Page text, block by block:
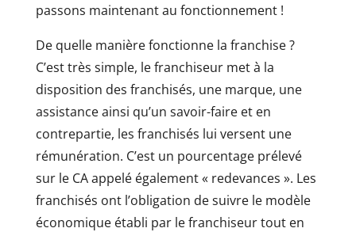
passons maintenant au fonctionnement !
De quelle manière fonctionne la franchise ?
C’est très simple, le franchiseur met à la
disposition des franchisés, une marque, une
assistance ainsi qu’un savoir-faire et en
contrepartie, les franchisés lui versent une
rémunération. C’est un pourcentage prélevé
sur le CA appelé également « redevances ». Les
franchisés ont l’obligation de suivre le modèle
économique établi par le franchiseur tout en